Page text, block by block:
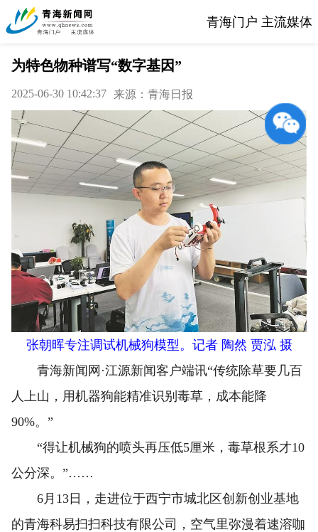
青海门户 主流媒体
为特色物种谱写“数字基因”
2025-06-30 10:42:37 来源：青海日报
张朝晖专注调试机械狗模型。记者 陶然 贾泓 摄
青海新闻网·江源新闻客户端讯“传统除草要几百
人上山，用机器狗能精准识别毒草，成本能降
90%。”
“得让机械狗的喷头再压低5厘米，毒草根系才10
公分深。”……
6月13日，走进位于西宁市城北区创新创业基地
的青海科易扫扫科技有限公司，空气里弥漫着速溶咖